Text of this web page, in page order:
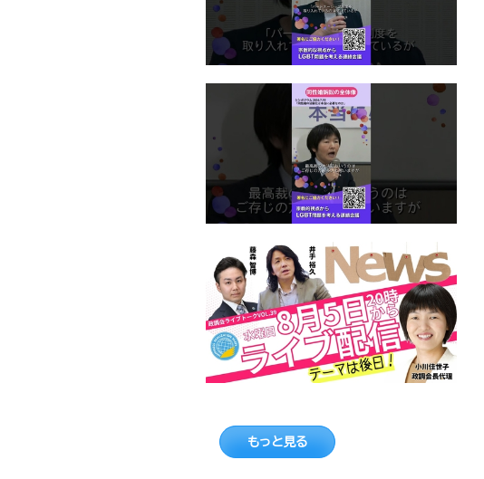
もっと見る